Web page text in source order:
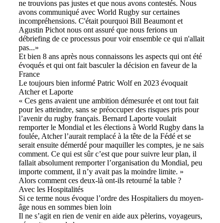
ne trouvions pas justes et que nous avons contestés. Nous
avons communiqué avec World Rugby sur certaines
incompréhensions. C'était pourquoi Bill Beaumont et
Agustin Pichot nous ont assuré que nous ferions un
débriefing de ce processus pour voir ensemble ce qui n'allait
pas...»
Et bien 8 ans après nous connaissons les aspects qui ont été
évoqués et qui ont fait basculer la décision en faveur de la
France
Le toujours bien informé Patric Wolf en 2023 évoquait
Atcher et Laporte
« Ces gens avaient une ambition démesurée et ont tout fait
pour les atteindre, sans se préoccuper des risques pris pour
l’avenir du rugby français. Bernard Laporte voulait
remporter le Mondial et les élections à World Rugby dans la
foulée, Atcher l’aurait remplacé à la tête de la Fédé et se
serait ensuite démerdé pour maquiller les comptes, je ne sais
comment. Ce qui est sûr c’est que pour suivre leur plan, il
fallait absolument remporter l’organisation du Mondial, peu
importe comment, il n’y avait pas la moindre limite. »
Alors comment ces deux-là ont-ils retourné la table ?
Avec les Hospitalités
Si ce terme nous évoque l’ordre des Hospitaliers du moyen-
âge nous en sommes bien loin
Il ne s’agit en rien de venir en aide aux pèlerins, voyageurs,